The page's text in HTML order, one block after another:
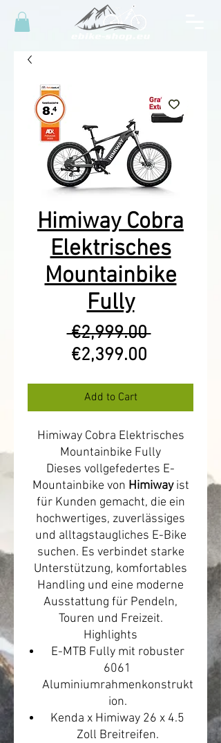
Himiway Cobra
Elektrisches
Mountainbike
Fully
€2,999.00 Regular
€2,399.00Sale
Add to Cart
Himiway Cobra Elektrisches
Mountainbike Fully
Dieses vollgefedertes E-
Mountainbike von Himiwayist
für Kunden gemacht, die ein
hochwertiges, zuverlässiges
und alltagstaugliches E-Bike
suchen. Es verbindet starke
Unterstützung, komfortables
Handling und eine moderne
Ausstattung für Pendeln,
Touren und Freizeit.
Highlights
E-MTB Fully mit robuster
6061
Aluminiumrahmenkonstrukt
ion.
Kenda x Himiway 26 x 4.5
Zoll Breitreifen.